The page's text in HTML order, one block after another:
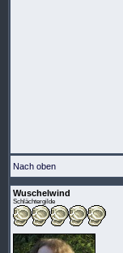
Nach oben
Wuschelwind
Schlächtergilde